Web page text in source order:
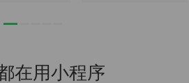
在用小程序